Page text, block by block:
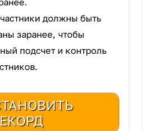
должны быть
заранее, чтобы
подсчет и контроль